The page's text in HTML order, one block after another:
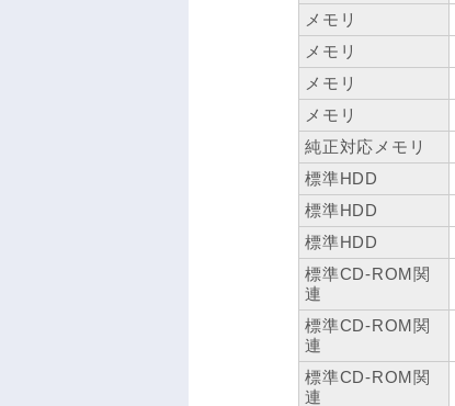
メモリ
メモリ
メモリ
メモリ
純正対応メモリ
標準HDD
標準HDD
標準HDD
標準CD-ROM関
連
標準CD-ROM関
連
標準CD-ROM関
連